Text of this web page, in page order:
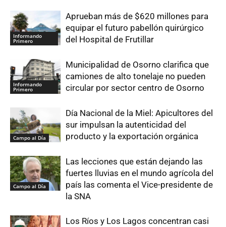
Informando
Primero
Aprueban más de $620 millones para
equipar el futuro pabellón quirúrgico
del Hospital de Frutillar
Informando
Primero
Municipalidad de Osorno clarifica que
camiones de alto tonelaje no pueden
circular por sector centro de Osorno
Campo al Día
Día Nacional de la Miel: Apicultores del
sur impulsan la autenticidad del
producto y la exportación orgánica
Campo al Día
Las lecciones que están dejando las
fuertes lluvias en el mundo agrícola del
país las comenta el Vice-presidente de
la SNA
Los Ríos y Los Lagos concentran casi